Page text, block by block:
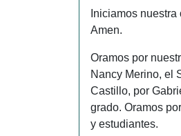
Iniciamos
Amen.
Oramos por
Nancy Merino, el
Castillo, por
grado. Oramos
y estudiantes.